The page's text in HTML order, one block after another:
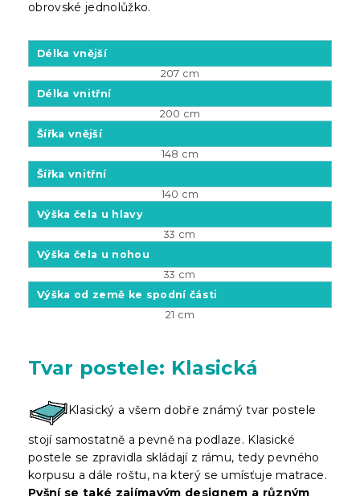
obrovské jednolůžko.
Délka vnější
207 cm
Délka vnitřní
200 cm
Šířka vnější
148 cm
Šířka vnitřní
140 cm
Výška čela u hlavy
33 cm
Výška čela u nohou
33 cm
Výška od země ke spodní části
21 cm
Tvar postele: Klasická
Klasický a všem dobře známý tvar postele
stojí samostatně a pevně na podlaze. Klasické
postele se zpravidla skládají z rámu, tedy pevného
korpusu a dále roštu, na který se umísťuje matrace.
Pyšní se také zajímavým designem a různým